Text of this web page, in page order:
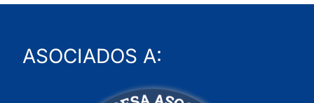
ASOCIADOS A: